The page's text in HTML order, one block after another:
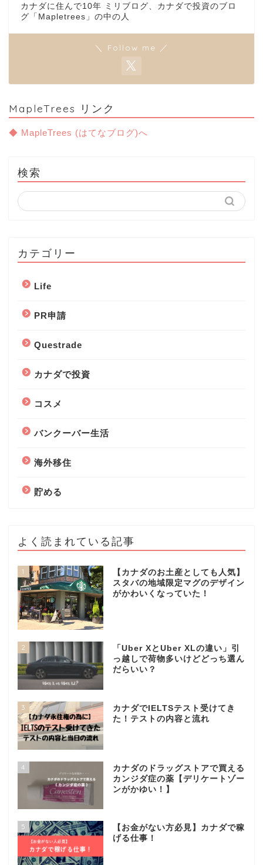
カナダに住んで10年 ミリブログ、カナダで投資のブロ
グ「Mapletrees」の中の人
＼ Follow me ／
MapleTrees リンク
◆ MapleTrees (はてなブログ)へ
検索
カテゴリー
Life
PR申請
Questrade
カナダで投資
コスメ
バンクーバー生活
海外移住
貯める
よく読まれている記事
1
【カナダのお土産としても人気】
スタバの地域限定マグのデザイン
がかわいくなっていた！
2
「Uber XとUber XLの違い」引
っ越しで荷物多いけどどっち選ん
だらいい？
3
カナダでIELTSテスト受けてき
た！テストの内容と流れ
4
カナダのドラッグストアで買える
カンジダ症の薬【デリケートゾー
ンがかゆい！】
5
【お金がない方必見】カナダで稼
げる仕事！